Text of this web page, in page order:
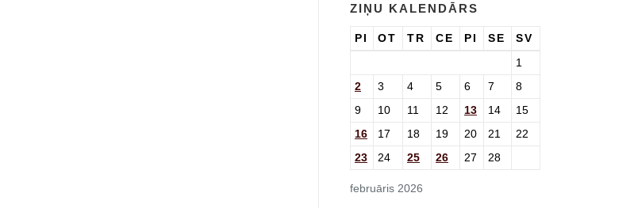
ZIŅU KALENDĀRS
februāris 2026
PI OT TR CE PI SE
SV
1
2
3 4 5 6 7
8
9
10 11 12 13 14
15
16
17 18 19 20 21
22
23
24 25 26 27 28